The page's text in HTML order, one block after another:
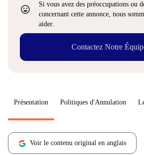
sentiment_very_satisfied
Si vous avez des préoccupations ou
concernant cette annonce, nous
aider.
Contactez Notre
Présentation Politiques d'Annulation
Voir le contenu original en anglais